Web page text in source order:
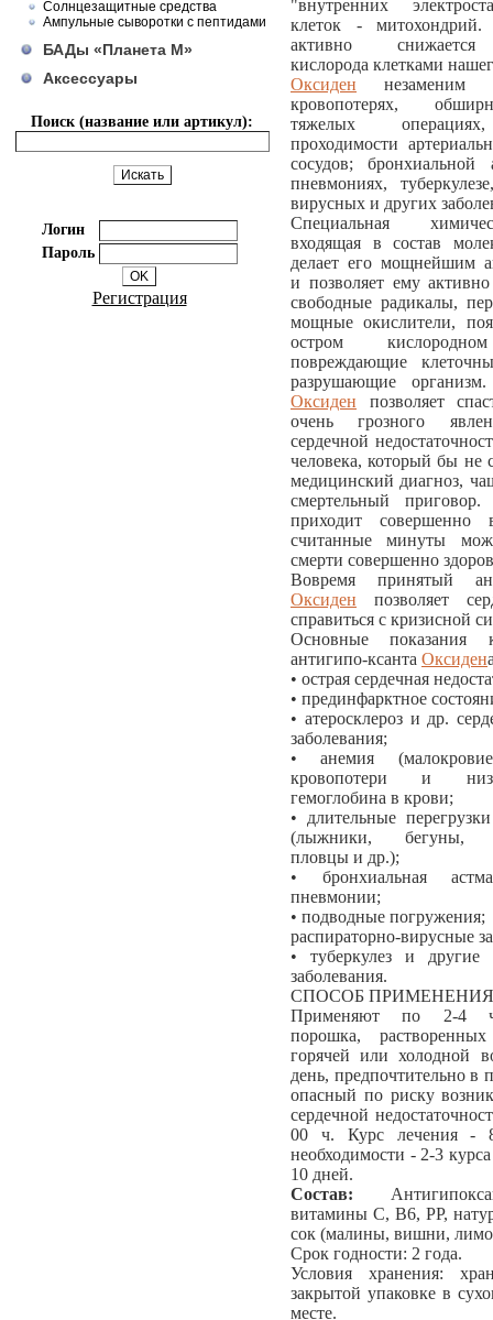
Солнцезащитные средства
Ампульные сыворотки с пептидами
БАДы «Планета М»
Аксессуары
Поиск (название или артикул):
Логин
Пароль
Регистрация
"внутренних
клеток -
активно снижается
кислорода клетками
Оксиден незаменим
кровопотерях,
тяжелых
проходимости
сосудов; бронхиальной
пневмониях,
вирусных и других
Специальная
входящая в состав
делает его мощнейшим
и позволяет ему активно
свободные радикалы,
мощные окислители,
остром
повреждающие
разрушающие
Оксиден позволяет
очень грозного
сердечной
человека, который бы не
медицинский диагноз,
смертельный
приходит совершенно
считанные минуты
смерти совершенно
Вовремя принятый
Оксиден позволяет
справиться с кризисной
Основные показания
антигипо-ксанта Оксиден
• острая сердечная
• прединфарктное
• атеросклероз и др.
заболевания;
• анемия
кровопотери и
гемоглобина в крови;
• длительные
(лыжники, бегуны,
пловцы и др.);
• бронхиальная
пневмонии;
• подводные погружения;
распираторно-вирусные
• туберкулез и другие
заболевания.
СПОСОБ
Применяют по 2-4
порошка,
горячей или холодной
день, предпочтительно в
опасный по риску
сердечной
00 ч. Курс лечения -
необходимости - 2-3
10 дней.
Состав:
витамины С, В6, РР,
сок (малины, вишни,
Срок годности: 2 года.
Условия хранения:
закрытой упаковке в
месте.